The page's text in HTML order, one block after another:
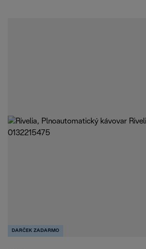
DARČEK ZADARMO